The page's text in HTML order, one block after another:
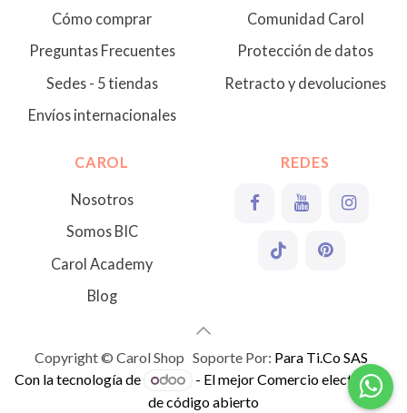
Cómo comprar
Preguntas Frecuentes
Sedes - 5 tiendas
Envíos internacionales
Comunidad Carol
Protección de datos
Retracto y devoluciones
CAROL
Nosotros
Somos BIC
Carol Academy
Blog
REDES
Copyright © Carol Shop Soporte Por: Para Ti.Co SAS
Con la tecnología de
- El mejorComercio electrónico
de código abierto